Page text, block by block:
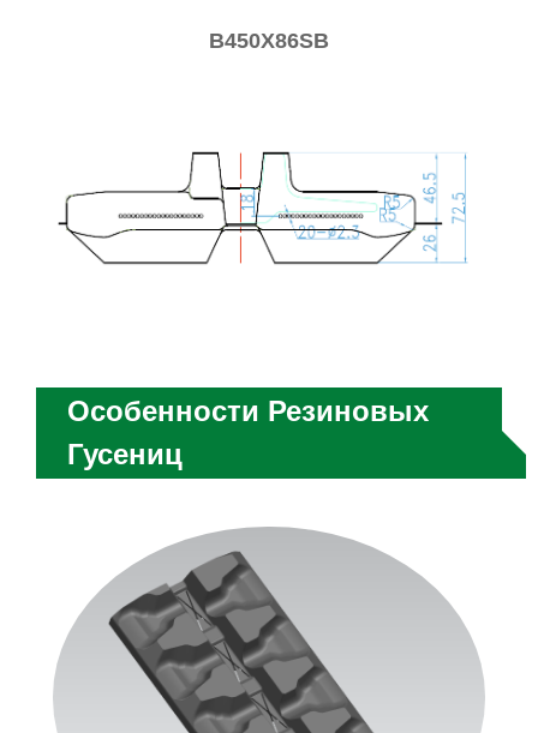
B450X86SB
Особенности Резиновых
Гусениц